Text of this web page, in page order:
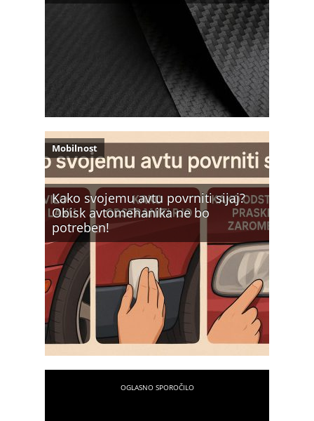
Kako svojemu avtu povrniti sijaj?
Obisk avtomehanika ne bo
potreben!
Mobilnost